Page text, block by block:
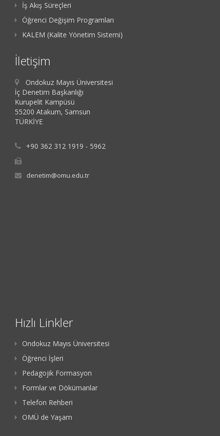
İş Akış Süreçleri
Öğrenci Değişim Programları
KALEM (Kalite Yönetim Sistemi)
İletişim
Ondokuz Mayıs Üniversitesi
İç Denetim Başkanlığı
Kurupelit Kampüsü
55200 Atakum, Samsun
TÜRKİYE
+90 362 312 1919 - 5962
denetim@omu.edu.tr
Hızlı Linkler
Ondokuz Mayıs Üniversitesi
Öğrenci İşleri
Pedagojik Formasyon
Formlar ve Dökümanlar
Telefon Rehberi
OMÜ de Yaşam